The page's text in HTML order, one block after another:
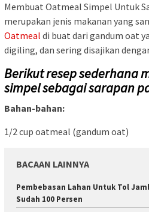
Membuat Oatmeal Simpel Untuk
merupakan jenis makanan yang
Oatmeal di buat dari gandum oat
digiling, dan sering disajikan
Berikut resep sederhana
simpel sebagai sarapan
Bahan-bahan:
1/2 cup oatmeal (gandum oat)
BACAAN LAINNYA
Pembebasan Lahan Untuk Tol
Sudah 100 Persen